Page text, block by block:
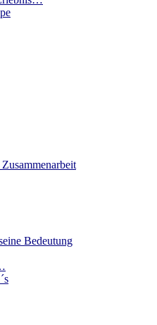
Bedeutung